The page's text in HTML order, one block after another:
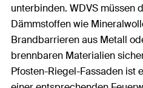
unterbinden. WDVS müssen
Dämmstoffen wie
Brandbarrieren aus Metall
brennbaren Materialien
Pfosten-Riegel-Fassaden ist